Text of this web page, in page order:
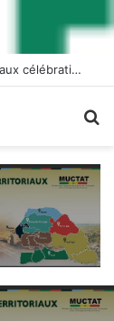
Le chef de l’État gabonais invité d’honneur aux célébrations de l’indépendance à Abidjan